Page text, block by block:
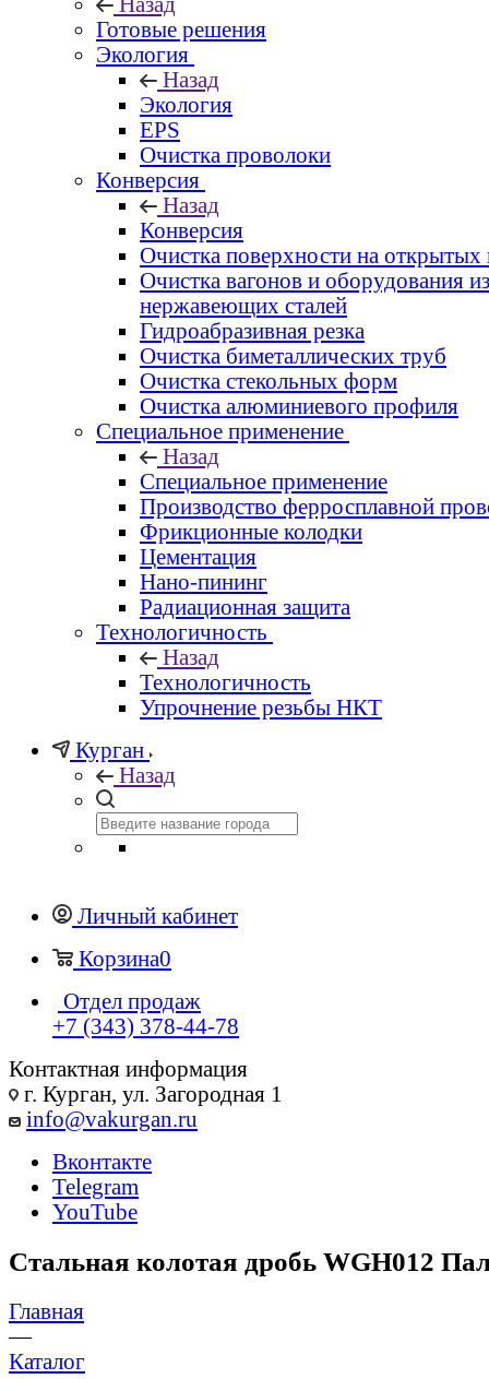
Готовые решения
Экология
Назад
Экология
EPS
Очистка проволоки
Конверсия
Назад
Конверсия
Очистка поверхности на
Очистка вагонов и оборудования
нержавеющих сталей
Гидроабразивная резка
Очистка биметаллических труб
Очистка стекольных форм
Очистка алюминиевого профиля
Специальное применение
Назад
Специальное применение
Производство ферросплавной
Фрикционные колодки
Цементация
Нано-пининг
Радиационная защита
Технологичность
Назад
Технологичность
Упрочнение резьбы НКТ
Курган
Назад
Личный кабинет
Корзина0
Отдел продаж
+7 (343) 378-44-78
Контактная информация
г. Курган, ул. Загородная 1
info@vakurgan.ru
Вконтакте
Telegram
YouTube
Стальная колотая дробь WGH012
Главная
—
Каталог